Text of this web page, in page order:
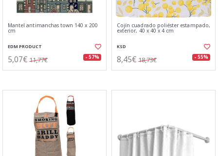
Mantel antimanchas town 140 x 200
cm
EDM PRODUCT
5,07€ 11,77€ - 57%
Cojín cuadrado poliéster estampado,
exterior, 40 x 40 x 4 cm
KSD
8,45€ 18,73€ - 55%